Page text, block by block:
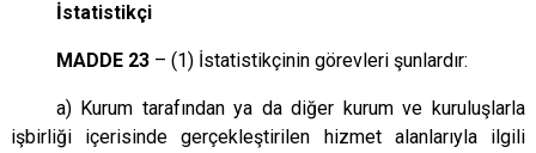
İstatistikçi
MADDE 23– (1) İstatistikçinin görevleri şunlardır:
a) Kurum tarafından ya da diğer kurum ve kuruluşlarla
işbirliği içerisinde gerçekleştirilen hizmet alanlarıyla ilgili